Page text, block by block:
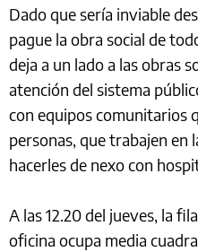
Dado que sería inviable
pague la obra social de
deja a un lado a las obras
atención del sistema
con equipos comunitarios
personas, que trabajen en
hacerles de nexo con
A las 12.20 del jueves, la
oficina ocupa media